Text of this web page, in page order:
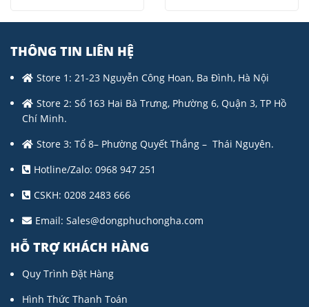
THÔNG TIN LIÊN HỆ
Store 1: 21-23 Nguyễn Công Hoan, Ba Đình, Hà Nội
Store 2: Số 163 Hai Bà Trưng, Phường 6, Quận 3, TP Hồ
Chí Minh.
Store 3: Tổ 8– Phường Quyết Thắng – Thái Nguyên.
Hotline/Zalo: 0968 947 251
CSKH: 0208 2483 666
Email: Sales@dongphuchongha.com
HỖ TRỢ KHÁCH HÀNG
Quy Trình Đặt Hàng
Hình Thức Thanh Toán